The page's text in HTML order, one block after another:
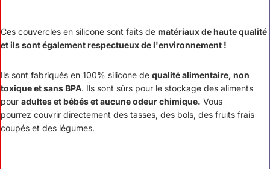
Ces couvercles en silicone sont faits de matériaux de haute qualité
et ils sont également respectueux de l'environnement !
Ils sont fabriqués en 100% silicone de qualité alimentaire, non
toxique et sans BPA. Ils sont sûrs pour le stockage des aliments
pour adultes et bébés et aucune odeur chimique. Vous
pourrez couvrir directement des tasses, des bols, des fruits frais
coupés et des légumes.